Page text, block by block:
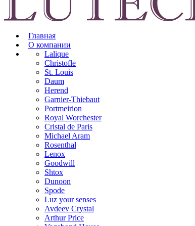
Главная
О компании
Lalique
Christofle
St. Louis
Daum
Herend
Garnier-Thiebaut
Portmeirion
Royal Worchester
Cristal de Paris
Michael Aram
Rosenthal
Lenox
Goodwill
Shtox
Dunoon
Spode
Luz your senses
Avdeev Crystal
Arthur Price